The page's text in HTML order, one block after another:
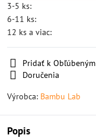
3-5 ks:
6-11 ks:
12 ks a viac:
Pridať k Obľúbeným
Doručenia
Výrobca: Bambu Lab
Popis